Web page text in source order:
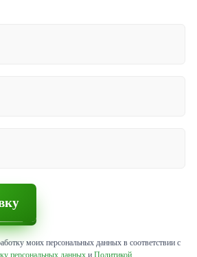
моих персональных данных в соответствии с
персональных данных и Политикой